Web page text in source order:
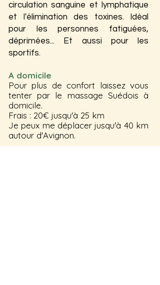
circulation sanguine et lymphatique
et l'élimination des toxines. ​Idéal
pour les personnes fatiguées,
déprimées... Et aussi pour les
sportifs.
A domicile
Pour plus de confort laissez vous
tenter par le massage Suédois à
domicile.
Frais : 20€ jusqu'à 25 km
Je peux me déplacer jusqu'à 40 km
autour d'Avignon.